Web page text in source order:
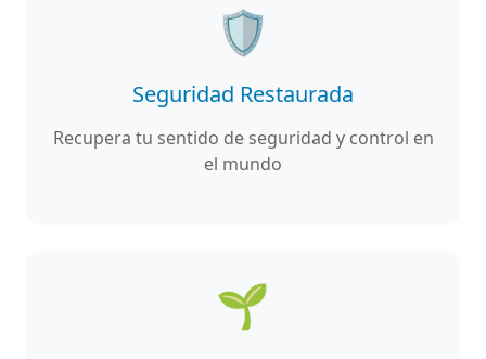
🛡️
Seguridad Restaurada
Recupera tu sentido de seguridad y control en
el mundo
🌱